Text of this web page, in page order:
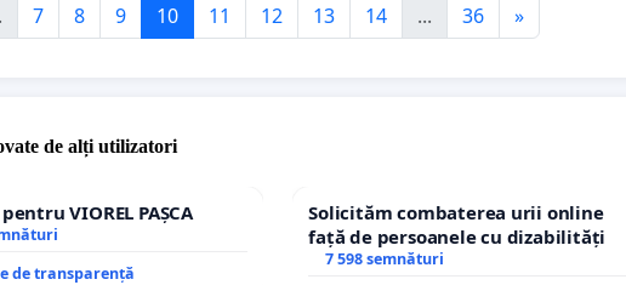
7 8 9 10 11 12 13 14 ... 36 »
de alți utilizatori
VIOREL PAȘCA
de transparență
Solicităm combaterea urii online
față de persoanele cu dizabilități
7 598 semnături